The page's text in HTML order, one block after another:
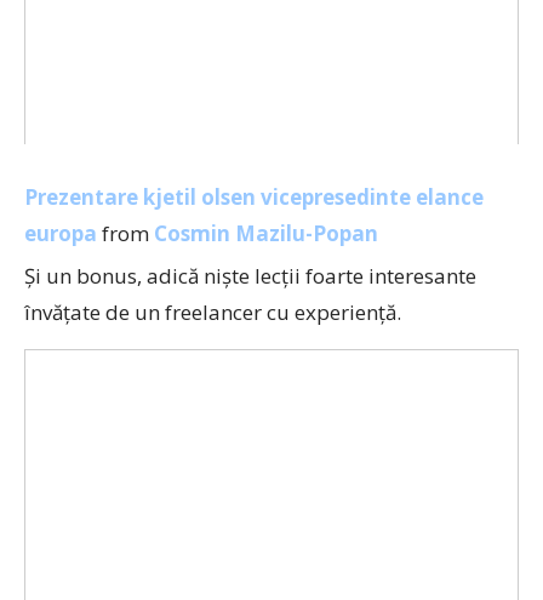
Prezentare kjetil olsen vicepresedinte elance
europa from Cosmin Mazilu-Popan
Şi un bonus, adică nişte lecţii foarte interesante
învăţate de un freelancer cu experienţă.